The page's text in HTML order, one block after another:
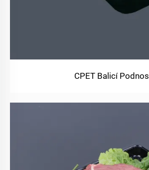
CPET Balicí Podnos